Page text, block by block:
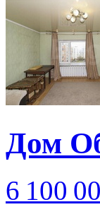
Дом
6 100